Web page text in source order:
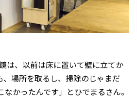
は、以前は床に置いて壁に立てか
、場所を取るし、掃除のじゃまだ
かったんです」とひでまるさん。